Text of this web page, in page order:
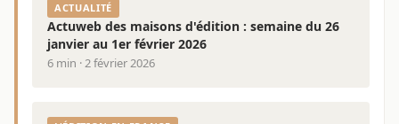
ACTUALITÉ
Actuweb des maisons d'édition : semaine du 26
janvier au 1er février 2026
6 min · 2 février 2026